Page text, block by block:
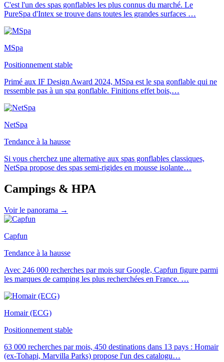
C'est l'un des spas gonflables les plus connus du marché. Le
PureSpa d'Intex se trouve dans toutes les grandes surfaces …
MSpa
Positionnement stable
Primé aux IF Design Award 2024, MSpa est le spa gonflable qui ne
ressemble pas à un spa gonflable. Finitions effet bois,…
NetSpa
Tendance à la hausse
Si vous cherchez une alternative aux spas gonflables classiques,
NetSpa propose des spas semi-rigides en mousse isolante…
Campings & HPA
Voir le panorama →
Capfun
Tendance à la hausse
Avec 246 000 recherches par mois sur Google, Capfun figure parmi
les marques de camping les plus recherchées en France. …
Homair (ECG)
Positionnement stable
63 000 recherches par mois, 450 destinations dans 13 pays : Homair
(ex-Tohapi, Marvilla Parks) propose l'un des catalogu…